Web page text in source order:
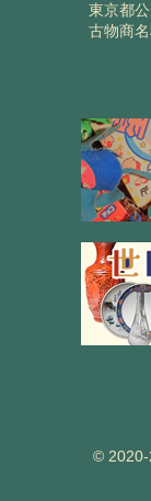
東京都
古物商
© 2020-